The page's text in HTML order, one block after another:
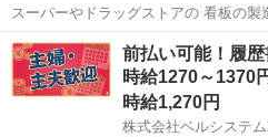
スーパーやドラッグストアの 看板の製造をしている会社様でのお仕事
☆ ◎こんな方にオススメ ■オフィスデビューをしたい方 ■日勤固定で
勤務がしたい方 ■土日祝お休みがいい方
◆◆◆◆◆◆◆◆◆◆◆◆◆◆◆ ★仕事
香川 滝宮駅 一般事務
前払い可能！履
時給1270～1370
時給1,270円
株式会社ベルシステ